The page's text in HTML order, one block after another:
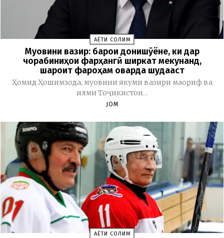
ҲАЁТИ СОЛИМ
Муовини вазир: барои донишҷӯёне, ки дар
чорабиниҳои фарҳангӣ ширкат мекунанд,
шароит фароҳам оварда шудааст
Ҳомид Ҳошимзода, муовини якуми вазири маориф ва
илми Тоҷикистон...
JOM
ҲАЁТИ СОЛИМ